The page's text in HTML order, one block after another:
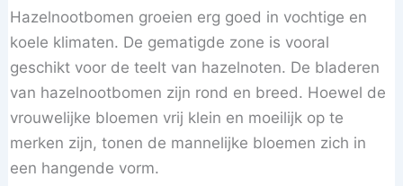
Hazelnootbomen groeien erg goed in vochtige en
koele klimaten. De gematigde zone is vooral
geschikt voor de teelt van hazelnoten. De bladeren
van hazelnootbomen zijn rond en breed. Hoewel de
vrouwelijke bloemen vrij klein en moeilijk op te
merken zijn, tonen de mannelijke bloemen zich in
een hangende vorm.